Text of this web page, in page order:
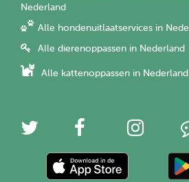
Nederland
Alle hondenuitlaatservices in
Alle dierenoppassen in Nederland
Alle kattenoppassen in Nederland